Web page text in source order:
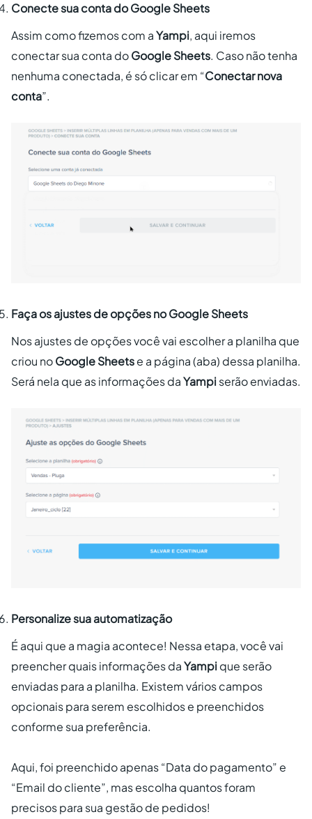
Conecte sua conta do Google Sheets
Assim como fizemos com aYampi, aqui iremos
conectar sua conta doGoogle Sheets. Caso não tenha
nenhuma conectada, é só clicar em “Conectar nova
conta”.
Faça os ajustes de opções no Google Sheets
Nos ajustes de opções você vai escolher a planilha que
criou noGoogle Sheetse a página (aba) dessa planilha.
Será nela que as informações daYampi serão enviadas.
Personalize sua automatização
É aqui que a magia acontece! Nessa etapa, você vai
preencher quais informações daYampi que serão
enviadas para a planilha. Existem vários campos
opcionais para serem escolhidos e preenchidos
conforme sua preferência.
Aqui, foi preenchido apenas “Data do pagamento” e
“Email do cliente”, mas escolha quantos foram
precisos para sua gestão de pedidos!